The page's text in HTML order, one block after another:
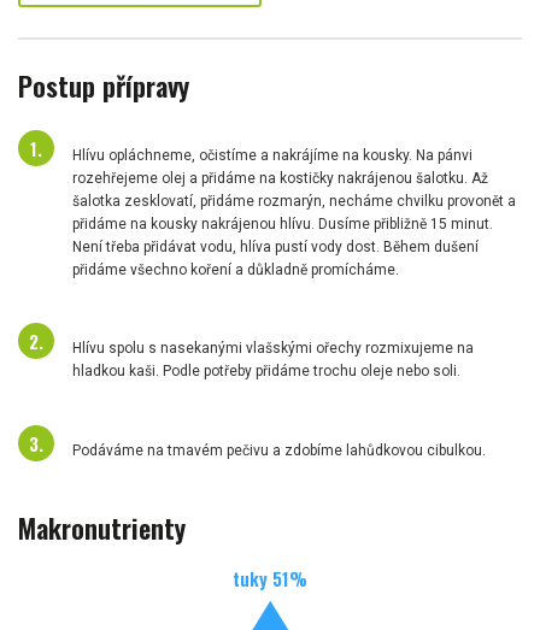
Postup přípravy
Hlívu opláchneme, očistíme a nakrájíme na kousky. Na pánvi
rozehřejeme olej a přidáme na kostičky nakrájenou šalotku. Až
šalotka zesklovatí, přidáme rozmarýn, necháme chvilku provonět a
přidáme na kousky nakrájenou hlívu. Dusíme přibližně 15 minut.
Není třeba přidávat vodu, hlíva pustí vody dost. Během dušení
přidáme všechno koření a důkladně promícháme.
Hlívu spolu s nasekanými vlašskými ořechy rozmixujeme na
hladkou kaši. Podle potřeby přidáme trochu oleje nebo soli.
Podáváme na tmavém pečivu a zdobíme lahůdkovou cibulkou.
Makronutrienty
tuky 51%